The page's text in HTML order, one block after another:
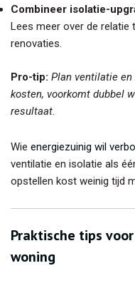
Combineer isolatie-
Lees meer over de relatie
renovaties.
Pro-tip: Plan ventilatie
kosten, voorkomt dubbel
resultaat.
Wie energiezuinig wil
ventilatie en isolatie als
opstellen kost weinig tijd
Praktische tips
woning